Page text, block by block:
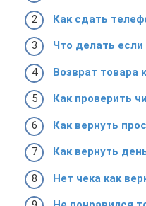
Как сдать
Что делать
Возврат товара
Как проверить
Как вернуть
Как вернуть
Нет чека как